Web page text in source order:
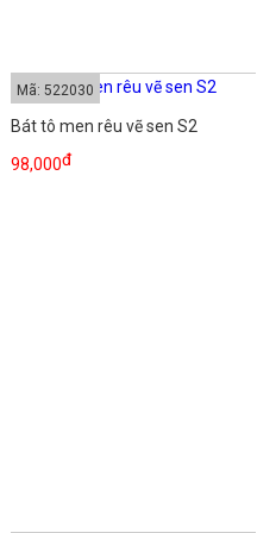
Bát tô men rêu vẽ sen S2
98,000đ
Mã: 522030